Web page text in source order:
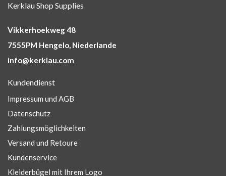
Kerklau Shop Supplies
Vikkerhoekweg 48
7555PM Hengelo, Niederlande
info@kerklau.com
Kundendienst
Impressum und AGB
Datenschutz
Zahlungsmöglichkeiten
Versand und Retoure
Kundenservice
Kleiderbügel mit Ihrem Logo